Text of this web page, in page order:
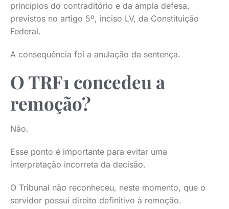
princípios do contraditório e da ampla defesa,
previstos no artigo 5º, inciso LV, da Constituição
Federal.
A consequência foi a anulação da sentença.
O TRF1 concedeu a
remoção?
Não.
Esse ponto é importante para evitar uma
interpretação incorreta da decisão.
O Tribunal não reconheceu, neste momento, que o
servidor possui direito definitivo à remoção.